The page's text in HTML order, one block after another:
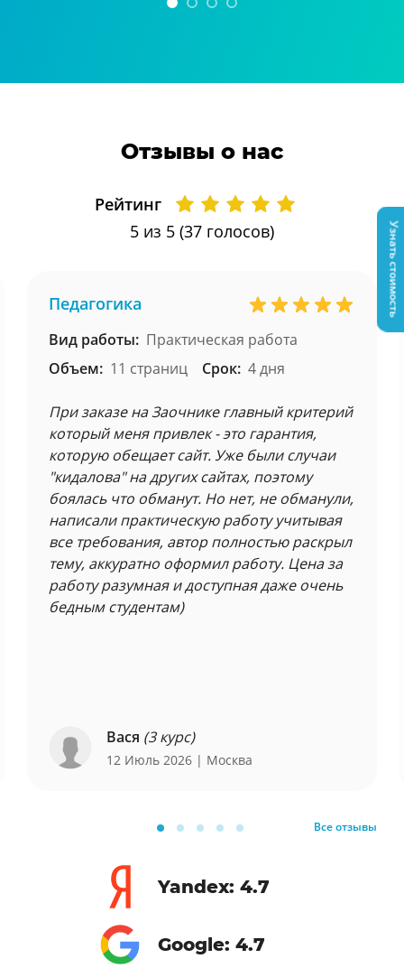
Отзывы о нас
Рейтинг
5 из 5 (37 голосов)
Педагогика
Вид работы: Практическая работа
Объем: 11 страниц Срок: 4 дня
При заказе на Заочнике главный критерий
который меня привлек - это гарантия,
которую обещает сайт. Уже были случаи
"кидалова" на других сайтах, поэтому
боялась что обманут. Но нет, не обманули,
написали практическую работу учитывая
все требования, автор полностью раскрыл
тему, аккуратно оформил работу. Цена за
работу разумная и доступная даже очень
бедным студентам)
Вася (3 курс)
12 Июль 2026 | Москва
Все отзывы
Yandex: 4.7
Google: 4.7
Узнать стоимость